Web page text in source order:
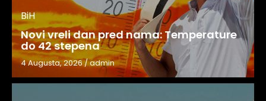
BiH
Novi vreli dan pred nama: Temperature
do 42 stepena
4 Augusta, 2026/admin